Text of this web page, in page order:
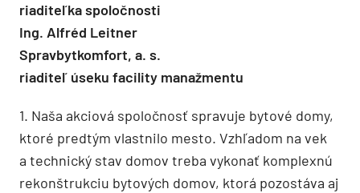
riaditeľka spoločnosti
Ing. Alfréd Leitner
Spravbytkomfort, a. s.
riaditeľ úseku facility manažmentu
1. Naša akciová spoločnosť spravuje bytové domy,
ktoré predtým vlastnilo mesto. Vzhľadom na vek
a technický stav domov treba vykonať komplexnú
rekonštrukciu bytových domov, ktorá pozostáva aj